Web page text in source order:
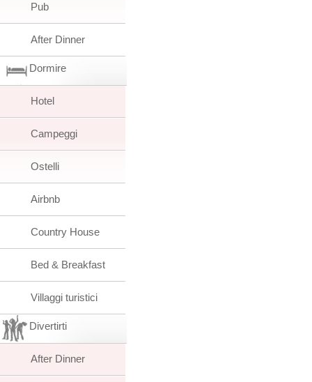
Pub
After Dinner
Dormire
Hotel
Campeggi
Ostelli
Airbnb
Country House
Bed & Breakfast
Villaggi turistici
Divertirti
After Dinner